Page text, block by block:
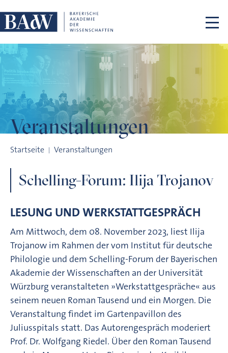
Veranstaltungen
Startseite Veranstaltungen
Schelling-Forum: Ilija Trojanov
LESUNG UND WERKSTATTGESPRÄCH
Am Mittwoch, dem 08. November 2023, liest Ilija
Trojanow im Rahmen der vom Institut für deutsche
Philologie und dem Schelling-Forum der Bayerischen
Akademie der Wissenschaften an der Universität
Würzburg veranstalteten »Werkstattgespräche« aus
seinem neuen Roman Tausend und ein Morgen. Die
Veranstaltung findet im Gartenpavillon des
Juliusspitals statt. Das Autorengespräch moderiert
Prof. Dr. Wolfgang Riedel. Über den Roman Tausend